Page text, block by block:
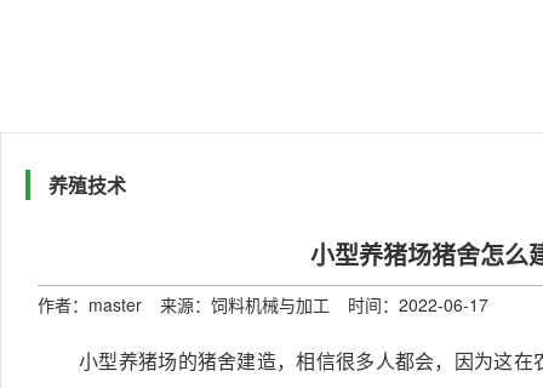
养殖技术
小型养猪场猪舍怎么
作者：master 来源：饲料机械与加工 时间：2022-06-17
小型养猪场的猪舍建造，相信很多人都会，因为这